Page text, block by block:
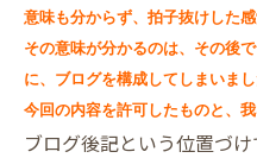
意味も分からず、拍子抜けした
その意味が分かるのは、その後
に、ブログを構成してしまいま
今回の内容を許可したものと、我
ブログ後記という位置づ